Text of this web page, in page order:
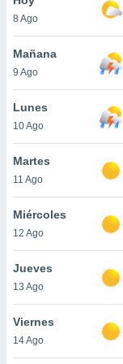
y
en
más
de
8 Ago
Mañana
9 Ago
Lunes
10 Ago
Martes
11 Ago
Miércoles
12 Ago
Jueves
13 Ago
Viernes
14 Ago